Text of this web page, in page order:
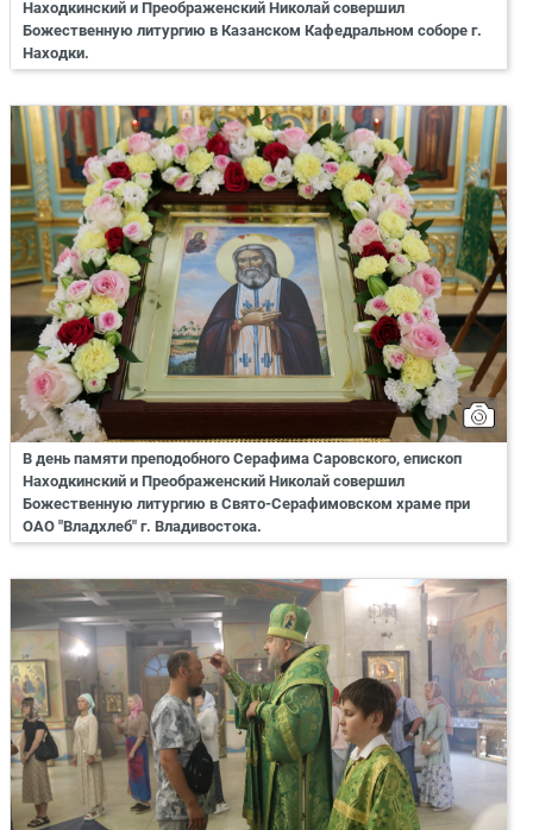
Находкинский и Преображенский Николай совершил
Божественную литургию в Казанском Кафедральном соборе г.
Находки.
В день памяти преподобного Серафима Саровского, епископ
Находкинский и Преображенский Николай совершил
Божественную литургию в Свято-Серафимовском храме при
ОАО "Владхлеб" г. Владивостока.